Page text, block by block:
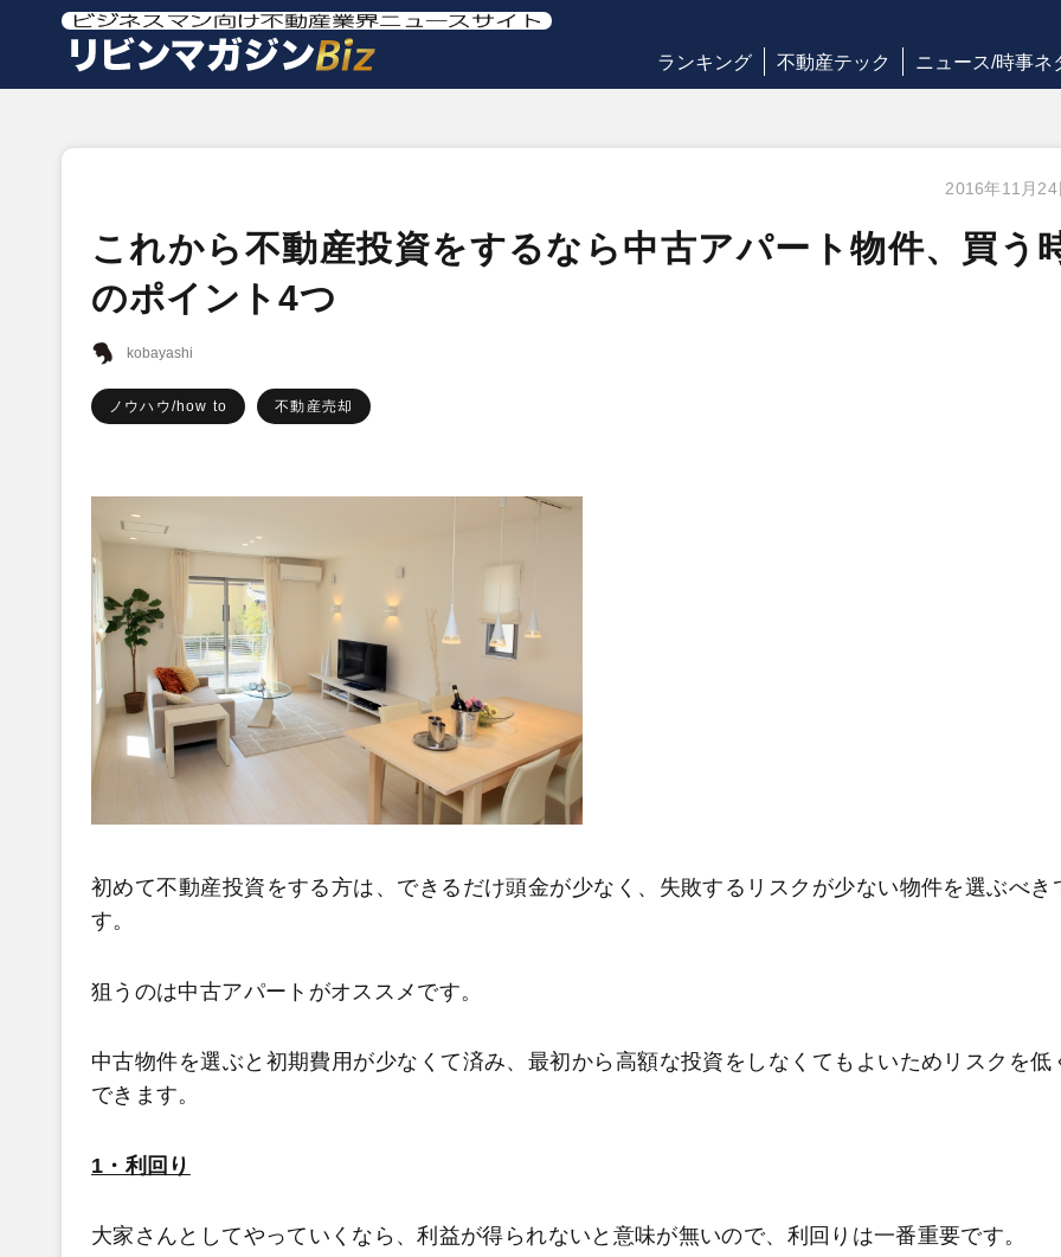
ランキング 不動産テック ニュース/時事ネ
2016年11月24
これから不動産投資をするなら中古アパート物件、買う
のポイント4つ
kobayashi
ノウハウ/how to 不動産売却
初めて不動産投資をする方は、できるだけ頭金が少なく、失敗するリスクが少ない物件を選ぶべき
す。
狙うのは中古アパートがオススメです。
中古物件を選ぶと初期費用が少なくて済み、最初から高額な投資をしなくてもよいためリスクを低
できます。
1・利回り
大家さんとしてやっていくなら、利益が得られないと意味が無いので、利回りは一番重要です。